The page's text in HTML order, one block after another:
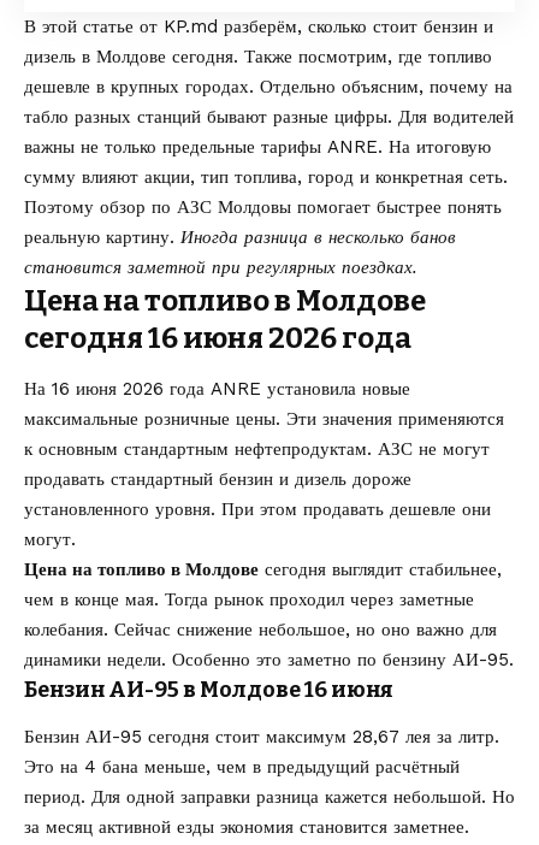
В этой статье от KP.md разберём, сколько стоит бензин и
дизель в Молдове сегодня. Также посмотрим, где топливо
дешевле в крупных городах. Отдельно объясним, почему на
табло разных станций бывают разные цифры. Для водителей
важны не только предельные тарифы ANRE. На итоговую
сумму влияют акции, тип топлива, город и конкретная сеть.
Поэтому обзор по АЗС Молдовы помогает быстрее понять
реальную картину. Иногда разница в несколько банов
становится заметной при регулярных поездках.
Цена на топливо в Молдове
сегодня 16 июня 2026 года
На 16 июня 2026 года ANRE установила новые
максимальные розничные цены. Эти значения применяются
к основным стандартным нефтепродуктам. АЗС не могут
продавать стандартный бензин и дизель дороже
установленного уровня. При этом продавать дешевле они
могут.
Цена на топливо в Молдове сегодня выглядит стабильнее,
чем в конце мая. Тогда рынок проходил через заметные
колебания. Сейчас снижение небольшое, но оно важно для
динамики недели. Особенно это заметно по бензину АИ-95.
Бензин АИ-95 в Молдове 16 июня
Бензин АИ-95 сегодня стоит максимум 28,67 лея за литр.
Это на 4 бана меньше, чем в предыдущий расчётный
период. Для одной заправки разница кажется небольшой. Но
за месяц активной езды экономия становится заметнее.